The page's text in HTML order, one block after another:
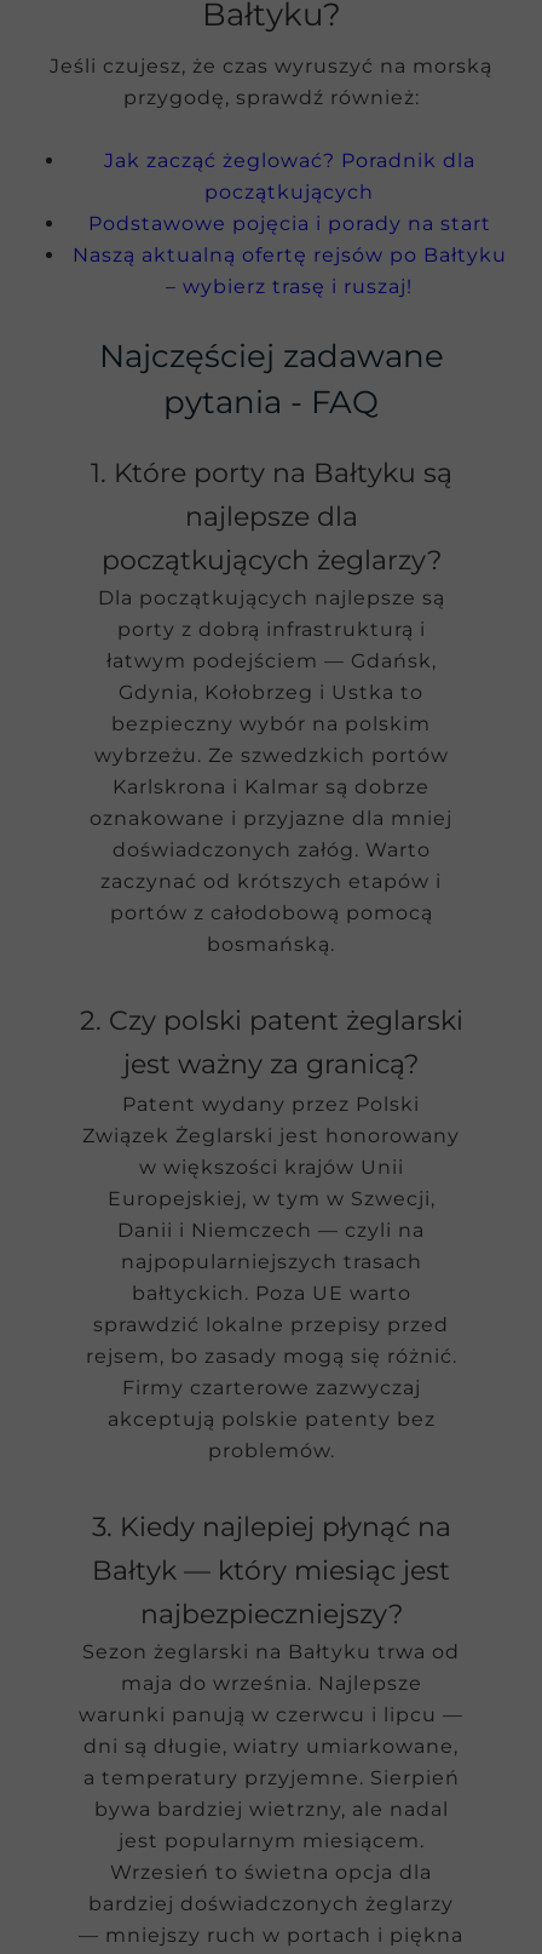
Najczęściej zadawane
pytania - FAQ
1. Które porty na Bałtyku są
najlepsze dla
początkujących żeglarzy?
Dla początkujących najlepsze są
porty z dobrą infrastrukturą i
łatwym podejściem — Gdańsk,
Gdynia, Kołobrzeg i Ustka to
bezpieczny wybór na polskim
wybrzeżu. Ze szwedzkich portów
Karlskrona i Kalmar są dobrze
oznakowane i przyjazne dla mniej
doświadczonych załóg. Warto
zaczynać od krótszych etapów i
portów z całodobową pomocą
bosmańską.
2. Czy polski patent żeglarski
jest ważny za granicą?
Patent wydany przez Polski
Związek Żeglarski jest honorowany
w większości krajów Unii
Europejskiej, w tym w Szwecji,
Danii i Niemczech — czyli na
najpopularniejszych trasach
bałtyckich. Poza UE warto
sprawdzić lokalne przepisy przed
rejsem, bo zasady mogą się różnić.
Firmy czarterowe zazwyczaj
akceptują polskie patenty bez
problemów.
3. Kiedy najlepiej płynąć na
Bałtyk — który miesiąc jest
najbezpieczniejszy?
Sezon żeglarski na Bałtyku trwa od
maja do września. Najlepsze
warunki panują w czerwcu i lipcu —
dni są długie, wiatry umiarkowane,
a temperatury przyjemne. Sierpień
bywa bardziej wietrzny, ale nadal
jest popularnym miesiącem.
Wrzesień to świetna opcja dla
bardziej doświadczonych żeglarzy
— mniejszy ruch w portach i piękna
Bałtyku?
Jeśli czujesz, że czas wyruszyć na morską
przygodę, sprawdź również:
Jak zacząć żeglować? Poradnik dla
początkujących
Podstawowe pojęcia i porady na start
Naszą aktualną ofertę rejsów po Bałtyku
– wybierz trasę i ruszaj!